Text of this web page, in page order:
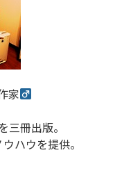
家
三冊出版。
ハウを提供。